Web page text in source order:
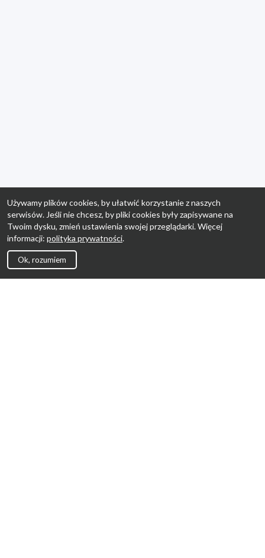
Używamy plików cookies, by ułatwić korzystanie z naszych
serwisów. Jeśli nie chcesz, by pliki cookies były zapisywane na
Twoim dysku, zmień ustawienia swojej przeglądarki. Więcej
informacji: polityka prywatności.
Ok, rozumiem